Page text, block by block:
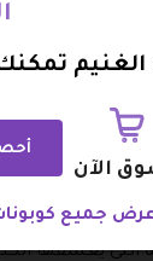
الغنيم
: مجموعة متميزة من السبح
التى
تمكنك
الآن
جميع